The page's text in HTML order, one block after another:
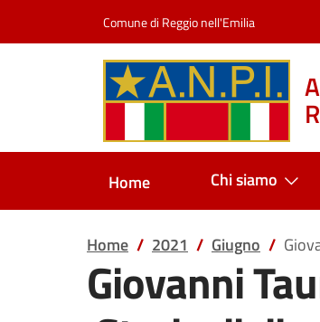
Comune di Reggio nell'Emilia
Home Chi siamo
Home 2021 Giugno
Giovanni